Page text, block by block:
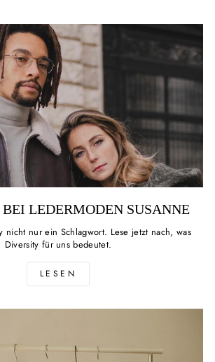
LEDERMODEN SUSANNE
nicht nur ein Schlagwort. Lese jetzt nach, was
Diversity für uns bedeutet.
LESEN